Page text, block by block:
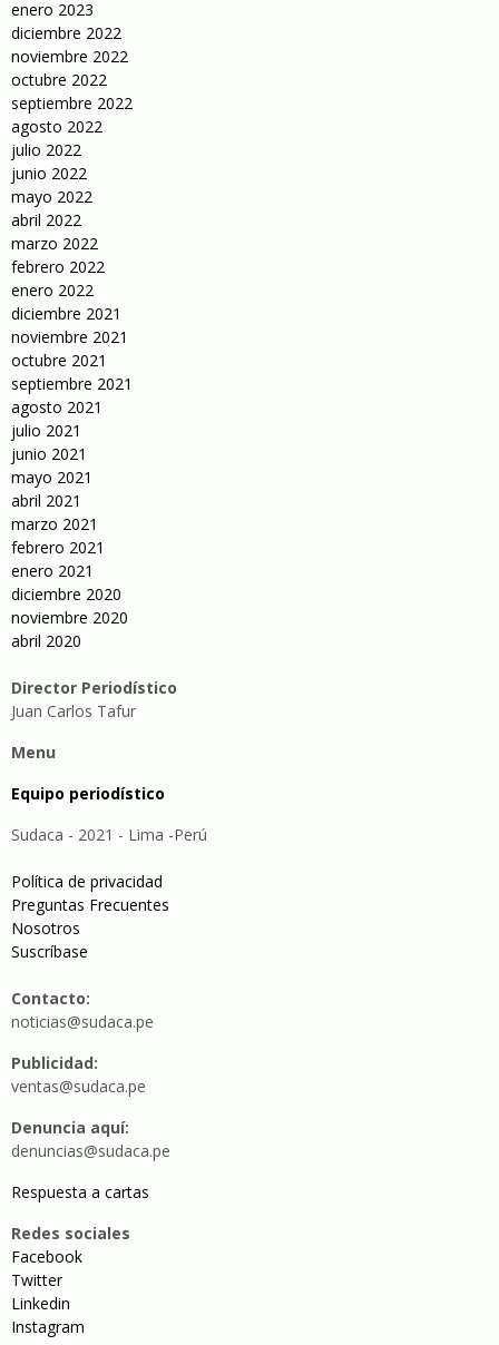
enero 2023
diciembre 2022
noviembre 2022
octubre 2022
septiembre 2022
agosto 2022
julio 2022
junio 2022
mayo 2022
abril 2022
marzo 2022
febrero 2022
enero 2022
diciembre 2021
noviembre 2021
octubre 2021
septiembre 2021
agosto 2021
julio 2021
junio 2021
mayo 2021
abril 2021
marzo 2021
febrero 2021
enero 2021
diciembre 2020
noviembre 2020
abril 2020
Director Periodístico
Juan Carlos Tafur
Menu
Equipo periodístico
Sudaca - 2021 - Lima -Perú
Política de privacidad
Preguntas Frecuentes
Nosotros
Suscríbase
Contacto:
noticias@sudaca.pe
Publicidad:
ventas@sudaca.pe
Denuncia aquí:
denuncias@sudaca.pe
Respuesta a cartas
Redes sociales
Facebook
Twitter
Linkedin
Instagram